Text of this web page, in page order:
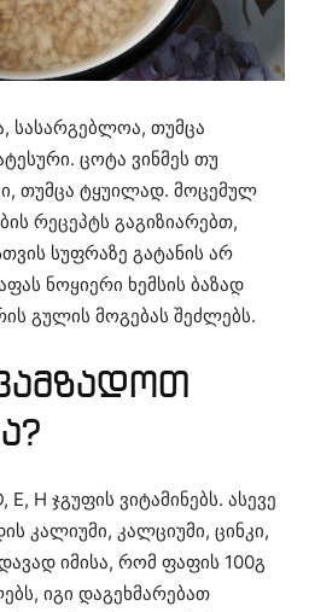
სასარგებლოა, თუმცა
ცოტა ვინმეს თუ
თუმცა ტყუილად. მოცემულ
რეცეპტს გაგიზიარებთ,
სუფრაზე გატანის არ
ნოყიერი ხემსის ბაზად
გულის მოგებას შეძლებს.
E, H ჯგუფის ვიტამინებს. ასევე
კალიუმი, კალციუმი, ცინკი,
იმისა, რომ ფაფის 100გ
იგი დაგეხმარებათ